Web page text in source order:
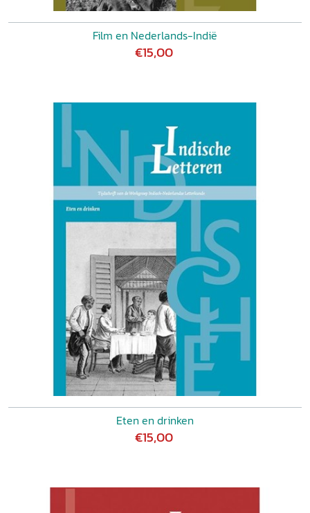
Film en Nederlands-Indië
€15,00
Eten en drinken
€15,00